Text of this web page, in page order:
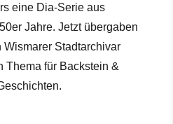
eine Dia-Serie aus
Jahre. Jetzt übergaben
Wismarer Stadtarchivar
Thema für Backstein &